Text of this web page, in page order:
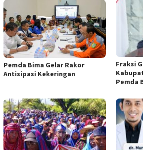
Pemda Bima Gelar Rakor
Antisipasi Kekeringan
Fraksi
Pemda